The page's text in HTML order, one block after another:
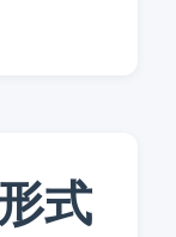
式